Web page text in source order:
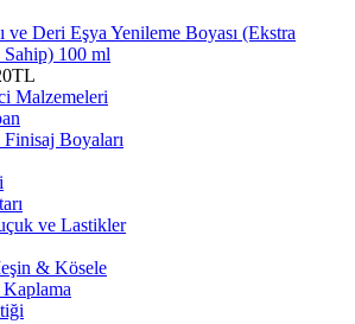
Deri Eşya Yenileme Boyası (Ekstra
100 ml
Malzemeleri
Finisaj Boyaları
ve Lastikler
& Kösele